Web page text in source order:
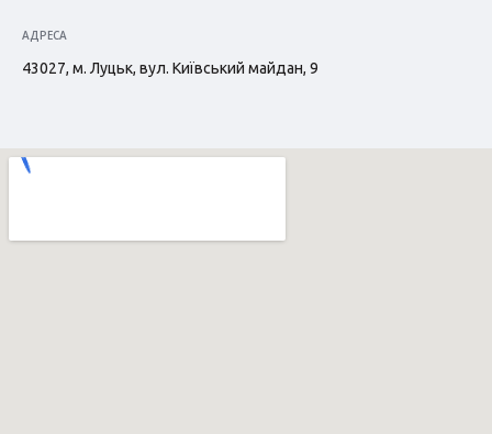
АДРЕСА
43027, м. Луцьк, вул. Київський майдан, 9